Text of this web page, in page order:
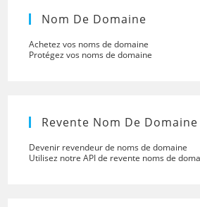
Nom De Domaine
Achetez vos noms de domaine
Protégez vos noms de domaine
Revente Nom De Domaine
Devenir revendeur de noms de domaine
Utilisez notre API de revente noms de